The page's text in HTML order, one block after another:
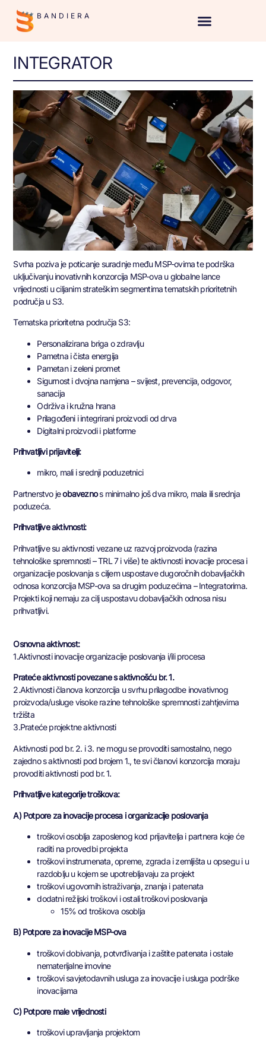
BANDIERA
INTEGRATOR
Svrha poziva je poticanje suradnje među MSP-ovima te podrška
uključivanju inovativnih konzorcija MSP-ova u globalne lance
vrijednosti u ciljanim strateškim segmentima tematskih prioritetnih
područja u S3.
Tematska prioritetna područja S3:
Personalizirana briga o zdravlju
Pametna i čista energija
Pametan i zeleni promet
Sigurnost i dvojna namjena – svijest, prevencija, odgovor,
sanacija
Održiva i kružna hrana
Prilagođeni i integrirani proizvodi od drva
Digitalni proizvodi i platforme
Prihvatljivi prijavitelji:
mikro, mali i srednji poduzetnici
Partnerstvo jeobaveznos minimalno još dva mikro, mala ili srednja
poduzeća.
Prihvatljive aktivnosti:
Prihvatljive su aktivnosti vezane uz razvoj proizvoda (razina
tehnološke spremnosti – TRL 7 i više) te aktivnosti inovacije procesa i
organizacije poslovanja s ciljem uspostave dugoročnih dobavljačkih
odnosa konzorcija MSP-ova sa drugim poduzećima – Integratorima.
Projekti koji nemaju za cilj uspostavu dobavljačkih odnosa nisu
prihvatljivi.
Osnovna aktivnost:
1.Aktivnosti inovacije organizacije poslovanja i/ili procesa
Prateće aktivnosti povezane s aktivnošću br. 1.
2.Aktivnosti članova konzorcija u svrhu prilagodbe inovativnog
proizvoda/usluge visoke razine tehnološke spremnosti zahtjevima
tržišta
3.Prateće projektne aktivnosti
Aktivnosti pod br. 2. i 3. ne mogu se provoditi samostalno, nego
zajedno s aktivnosti pod brojem 1., te svi članovi konzorcija moraju
provoditi aktivnosti pod br. 1.
Prihvatljive kategorije troškova:
A) Potpore za inovacije procesa i organizacije poslovanja
troškovi osoblja zaposlenog kod prijavitelja i partnera koje će
raditi na provedbi projekta
troškovi instrumenata, opreme, zgrada i zemljišta u opsegu i u
razdoblju u kojem se upotrebljavaju za projekt
troškovi ugovornih istraživanja, znanja i patenata
dodatni režijski troškovi i ostali troškovi poslovanja
15% od troškova osoblja
B) Potpore za inovacije MSP-ova
troškovi dobivanja, potvrđivanja i zaštite patenata i ostale
nematerijalne imovine
troškovi savjetodavnih usluga za inovacije i usluga podrške
inovacijama
C) Potpore male vrijednosti
troškovi upravljanja projektom